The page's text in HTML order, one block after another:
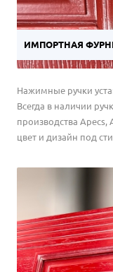
ИМПОРТНАЯ
Нажимные ручки
Всегда в наличии
производства
цвет и дизайн под